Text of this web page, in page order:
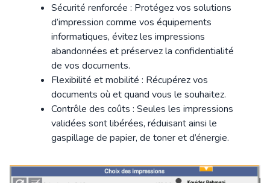
Sécurité renforcée : Protégez vos solutions
d’impression comme vos équipements
informatiques, évitez les impressions
abandonnées et préservez la confidentialité
de vos documents.
Flexibilité et mobilité : Récupérez vos
documents où et quand vous le souhaitez.
Contrôle des coûts : Seules les impressions
validées sont libérées, réduisant ainsi le
gaspillage de papier, de toner et d’énergie.